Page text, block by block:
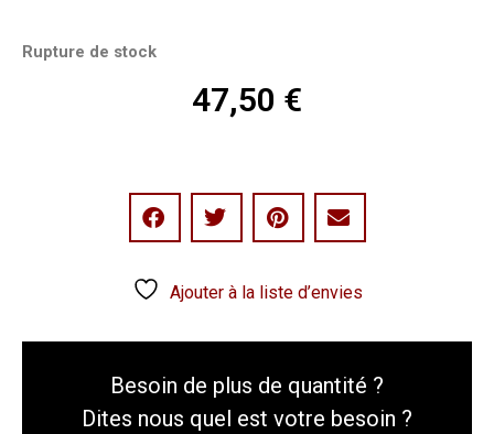
Rupture de stock
47,50 €
Ajouter à la liste d’envies
Besoin de plus de quantité ?
Dites nous quel est votre besoin ?